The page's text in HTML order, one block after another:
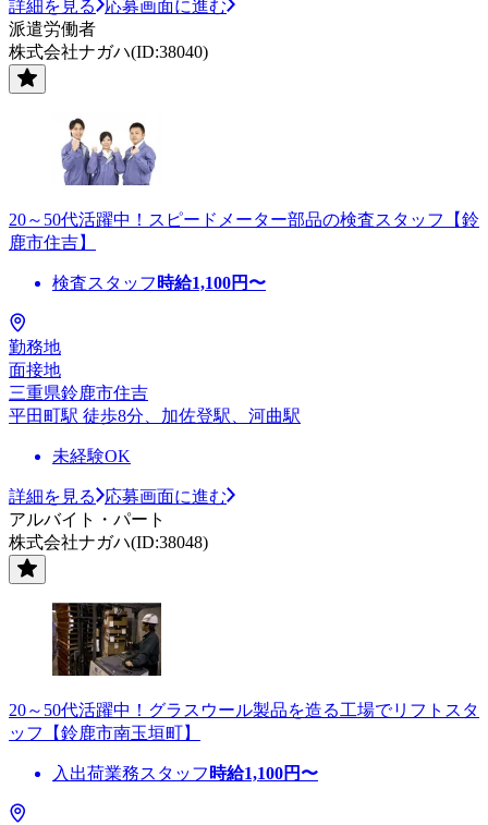
詳細を見る
応募画面に進む
派遣労働者
株式会社ナガハ(ID:38040)
20～50代活躍中！スピードメーター部品の検査スタッフ【鈴
鹿市住吉】
検査スタッフ 時給1,100円〜
勤務地
面接地
三重県鈴鹿市住吉
平田町駅 徒歩8分、加佐登駅、河曲駅
未経験OK
詳細を見る
応募画面に進む
アルバイト・パート
株式会社ナガハ(ID:38048)
20～50代活躍中！グラスウール製品を造る工場でリフトスタ
ッフ【鈴鹿市南玉垣町】
入出荷業務スタッフ 時給1,100円〜